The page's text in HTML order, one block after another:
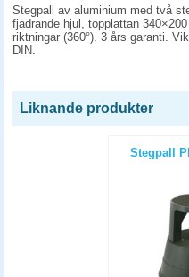
Stegpall av aluminium med två
fjädrande hjul, topplattan
riktningar (360°). 3 års garanti.
DIN.
Liknande produkter
Stegpall